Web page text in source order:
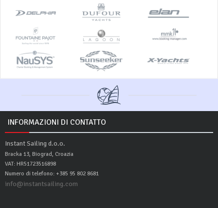
INFORMAZIONI DI CONTATTO
Instant Sailing d.o.o.
Bracka 13, Biograd, Croazia
VAT: HR51723516898
Numero di telefono: +385 95 802 8681
info@instantsailing.com